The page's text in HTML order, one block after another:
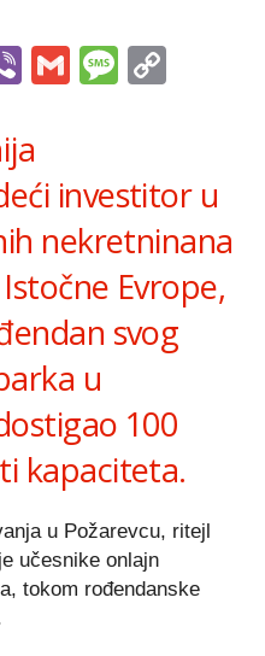
ViberGmail
investitor u
nekretninana
Evrope,
svog
u
100
kapaciteta.
u Požarevcu, ritejl
učesnike onlajn
tokom rođendanske